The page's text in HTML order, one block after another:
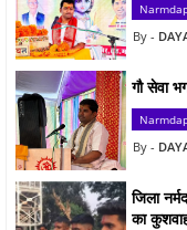
गौ सेवा
जिला
का